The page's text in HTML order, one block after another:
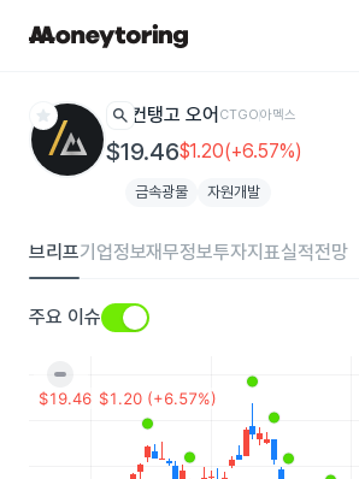
star search 컨탱고 오어 CTGO아멕스
$19.46$1.20(+6.57%)
금속광물 자원개발
브리프기업정보재무정보투자지표실적전망
주요 이슈